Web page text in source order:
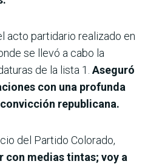
acto partidario realizado en
se llevó a cabo la
de la lista 1. Aseguró
con una profunda
republicana.
del Partido Colorado,
con medias tintas; voy a